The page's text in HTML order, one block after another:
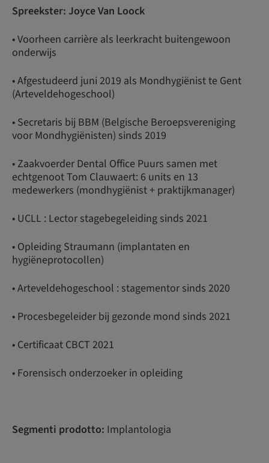
Spreekster: Joyce Van Loock
• Voorheen carrière als leerkracht buitengewoon
onderwijs
• Afgestudeerd juni 2019 als Mondhygiënist te Gent
(Arteveldehogeschool)
• Secretaris bij BBM (Belgische Beroepsvereniging
voor Mondhygiënisten) sinds 2019
• Zaakvoerder Dental Office Puurs samen met
echtgenoot Tom Clauwaert: 6 units en 13
medewerkers (mondhygiënist + praktijkmanager)
• UCLL : Lector stagebegeleiding sinds 2021
• Opleiding Straumann (implantaten en
hygiëneprotocollen)
• Arteveldehogeschool : stagementor sinds 2020
• Procesbegeleider bij gezonde mond sinds 2021
• Certificaat CBCT 2021
• Forensisch onderzoeker in opleiding
Segmenti prodotto: Implantologia